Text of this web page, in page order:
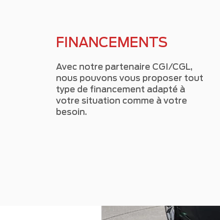
FINANCEMENTS
Avec notre partenaire CGI/CGL,
nous pouvons vous proposer tout
type de financement adapté à
votre situation comme à votre
besoin.